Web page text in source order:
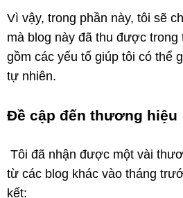
Vì vậy, trong phần này, tôi sẽ
mà blog này đã thu được
gồm các yếu tố giúp tôi có thể
tự nhiên.
Đề cập đến thương hiệu
Tôi đã nhận được một vài
từ các blog khác vào tháng
kết: